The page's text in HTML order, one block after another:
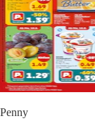
Penny